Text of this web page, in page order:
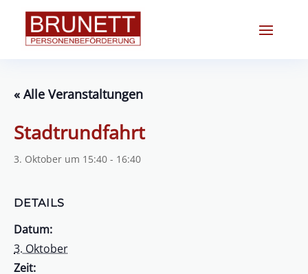
« Alle Veranstaltungen
Stadtrundfahrt
3. Oktober um 15:40 - 16:40
DETAILS
Datum:
3. Oktober
Zeit: